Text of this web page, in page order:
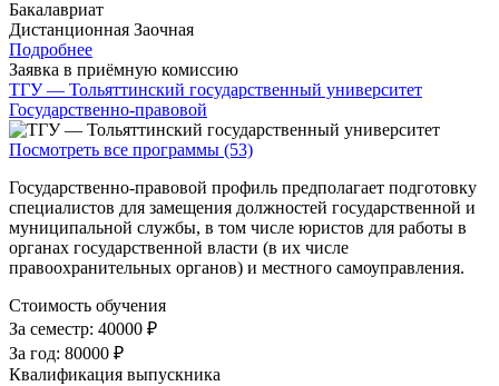
Бакалавриат
Дистанционная Заочная
Подробнее
Заявка в приёмную комиссию
ТГУ — Тольяттинский государственный университет
Государственно-правовой
Посмотреть все программы (53)
Государственно-правовой профиль предполагает подготовку
специалистов для замещения должностей государственной и
муниципальной службы, в том числе юристов для работы в
органах государственной власти (в их числе
правоохранительных органов) и местного самоуправления.
Стоимость обучения
За семестр: 40000 ₽
За год: 80000 ₽
Квалификация выпускника